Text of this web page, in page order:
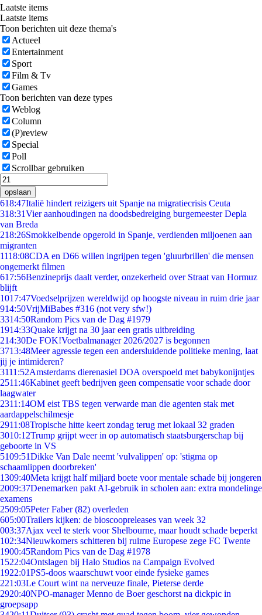
Laatste items
Laatste items
Toon berichten uit deze thema's
Actueel
Entertainment
Sport
Film & Tv
Games
Toon berichten van deze types
Weblog
Column
(P)review
Special
Poll
Scrollbar gebruiken
opslaan
618:47Italië hindert reizigers uit Spanje na migratiecrisis Ceuta
318:31Vier aanhoudingen na doodsbedreiging burgemeester Depla
van Breda
218:26Smokkelbende opgerold in Spanje, verdienden miljoenen aan
migranten
1118:08CDA en D66 willen ingrijpen tegen 'gluurbrillen' die mensen
ongemerkt filmen
617:56Benzineprijs daalt verder, onzekerheid over Straat van Hormuz
blijft
1017:47Voedselprijzen wereldwijd op hoogste niveau in ruim drie jaar
914:50VrijMiBabes #316 (not very sfw!)
3314:50Random Pics van de Dag #1979
1914:33Quake krijgt na 30 jaar een gratis uitbreiding
214:30De FOK!Voetbalmanager 2026/2027 is begonnen
3713:48Meer agressie tegen een andersluidende politieke mening, laat
jij je intimideren?
3111:52Amsterdams dierenasiel DOA overspoeld met babykonijntjes
2511:46Kabinet geeft bedrijven geen compensatie voor schade door
laagwater
2311:14OM eist TBS tegen verwarde man die agenten stak met
aardappelschilmesje
2911:08Tropische hitte keert zondag terug met lokaal 32 graden
3010:12Trump grijpt weer in op automatisch staatsburgerschap bij
geboorte in VS
5109:51Dikke Van Dale neemt 'vulvalippen' op: 'stigma op
schaamlippen doorbreken'
1309:40Meta krijgt half miljard boete voor mentale schade bij jongeren
2009:37Denemarken pakt AI-gebruik in scholen aan: extra mondelinge
examens
2509:05Peter Faber (82) overleden
605:00Trailers kijken: de bioscoopreleases van week 32
003:37Ajax veel te sterk voor Shelbourne, maar houdt schade beperkt
102:34Nieuwkomers schitteren bij ruime Europese zege FC Twente
1900:45Random Pics van de Dag #1978
1522:04Ontslagen bij Halo Studios na Campaign Evolved
1922:01PS5-doos waarschuwt voor einde fysieke games
221:03Le Court wint na nerveuze finale, Pieterse derde
2920:40NPO-manager Menno de Boer geschorst na dickpic in
groepsapp